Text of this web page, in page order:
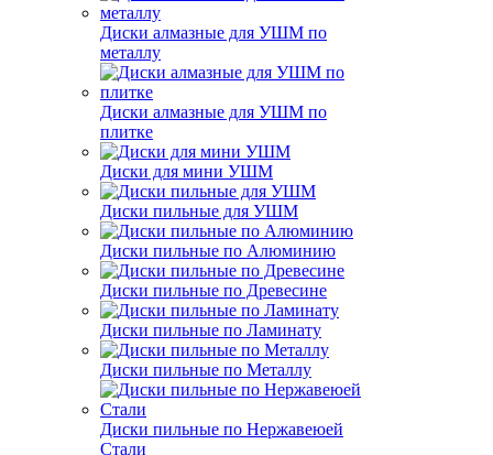
Диски алмазные для УШМ по
металлу
Диски алмазные для УШМ по
плитке
Диски для мини УШМ
Диски пильные для УШМ
Диски пильные по Алюминию
Диски пильные по Древесине
Диски пильные по Ламинату
Диски пильные по Металлу
Диски пильные по Нержавеюей
Стали